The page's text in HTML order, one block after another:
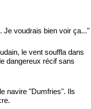
Je voudrais bien voir ça..."
le vent souffla dans
dangereux récif sans
navire "Dumfries". Ils